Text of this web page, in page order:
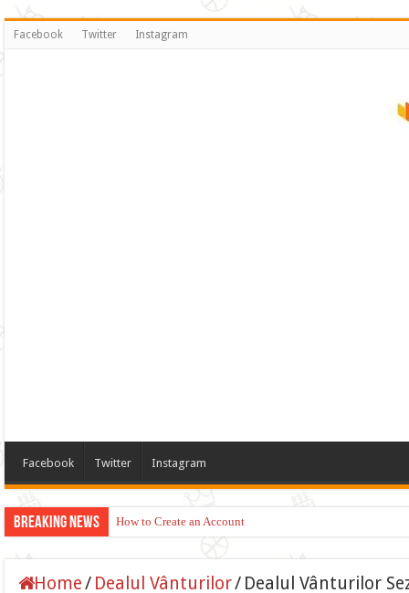
Facebook Twitter Instagram
Facebook Twitter Instagram
Breaking News How to Create an Account
Home/ Dealul Vânturilor/ Dealul Vânturilor